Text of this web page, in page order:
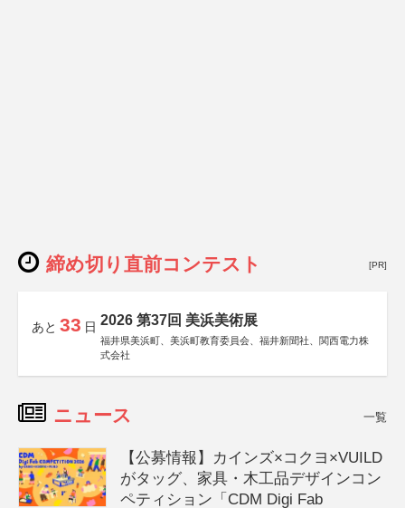
締め切り直前コンテスト [PR]
あと 33 日 2026 第37回 美浜美術展
福井県美浜町、美浜町教育委員会、福井新聞社、関西電力株
式会社
ニュース 一覧
【公募情報】カインズ×コクヨ×VUILD
がタッグ、家具・木工品デザインコン
ペティション「CDM Digi Fab